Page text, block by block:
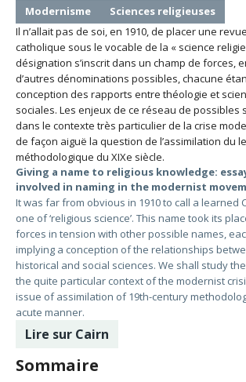
Modernisme
Sciences religieuses
Il n’allait pas de soi, en 1910, de placer une
catholique sous le vocable de la « science
désignation s’inscrit dans un champ de forces,
d’autres dénominations possibles, chacune
conception des rapports entre théologie et
sociales. Les enjeux de ce réseau de possibles
dans le contexte très particulier de la crise
de façon aiguë la question de l’assimilation du
méthodologique du XIXe siècle.
Giving a name to religious knowledge:
involved in naming in the modernist
It was far from obvious in 1910 to call a learned
one of ‘religious science’. This name took its
forces in tension with other possible names,
implying a conception of the relationships
historical and social sciences. We shall study
the quite particular context of the modernist
issue of assimilation of 19th-century
acute manner.
Lire sur Cairn
Sommaire